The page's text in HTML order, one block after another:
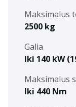
Maksimalus
2500 kg
Galia
Iki 140 kW
Maksimalus
Iki 440 Nm